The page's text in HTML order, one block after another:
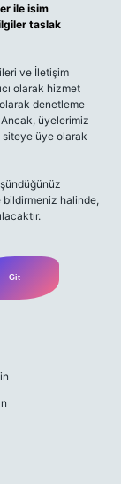
ile isim
taslak
ve İletişim
olarak hizmet
denetleme
üyelerimiz
siteye üye olarak
bildirmeniz halinde,